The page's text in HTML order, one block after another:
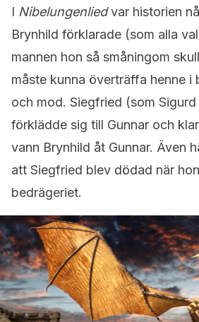
I Nibelungenliedvar historien
Brynhild förklarade (som alla
mannen hon så småningom
måste kunna överträffa henne i
och mod. Siegfried (som Sigurd
förklädde sig till Gunnar och
vann Brynhild åt Gunnar. Även
att Siegfried blev dödad när
bedrägeriet.